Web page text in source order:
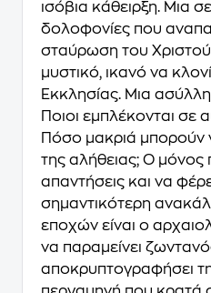
ισόβια κάθειρξη. Μια
δολοφονίες που
σταύρωση του
μυστικό, ικανό να
Εκκλησίας. Μια
Ποιοι εμπλέκονται σε
Πόσο μακριά μπορούν
της αλήθειας; Ο μόνος
απαντήσεις και να
σημαντικότερη
εποχών είναι ο
να παραμείνει
αποκρυπτογραφήσει